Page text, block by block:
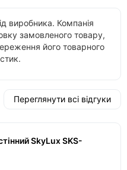
виробника. Компанія
замовленого товару,
його товарного
Переглянути всі відгуки
SkyLux SKS-